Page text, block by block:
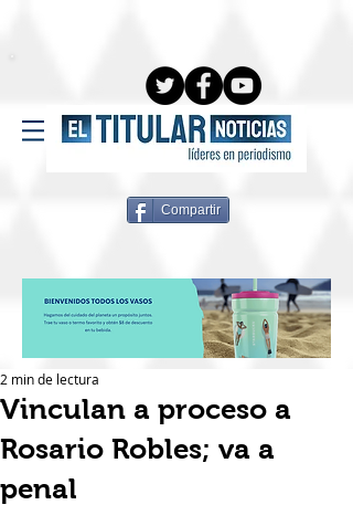
Compartir
Vinculan a proceso a
Rosario Robles; va a
penal
2 min de lectura